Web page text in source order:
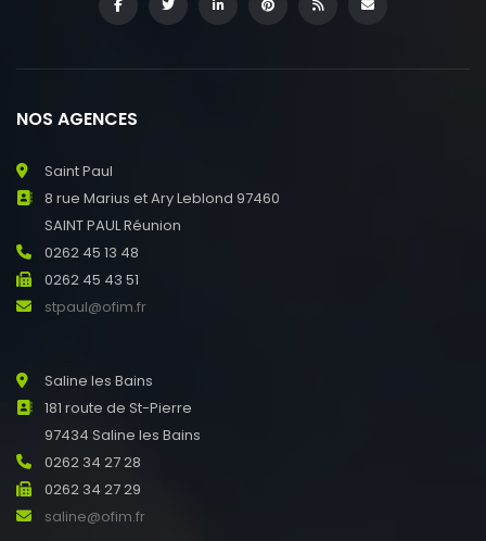
NOS AGENCES
Saint Paul
8 rue Marius et Ary Leblond 97460
SAINT PAUL Réunion
0262 45 13 48
0262 45 43 51
stpaul@ofim.fr
Saline les Bains
181 route de St-Pierre
97434 Saline les Bains
0262 34 27 28
0262 34 27 29
saline@ofim.fr